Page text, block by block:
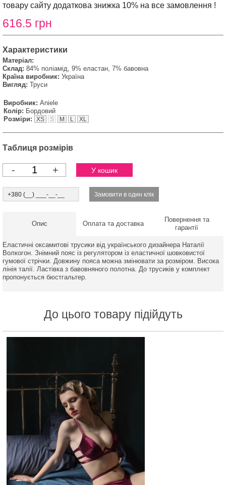
товару сайту додаткова знижка 10% на все замовлення !
616.5 грн
Характеристики
Матеріал:
Склад: 84% поліамід, 9% еластан, 7% бавовна
Країна виробник: Україна
Вигляд: Труси
Виробник: Aniele
Колір: Бордовий
Розміри:
XS S M L XL
Таблиця розмірів
- +
Опис Оплата та доставка
Повернення та
гарантії
Еластичні оксамитові трусики від українського дизайнера Наталії
Волкогон. Знімний пояс із регулятором із еластичної шовковистої
гумової стрічки. Довжину пояса можна змінювати за розміром. Висока
лінія талії. Ластівка з бавовняного полотна. До трусиків у комплект
пропонується бюстгальтер.
До цього товару підійдуть